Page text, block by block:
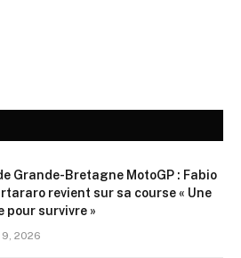
Grande-Bretagne MotoGP : Fabio
revient sur sa course « Une
pour survivre »
2026